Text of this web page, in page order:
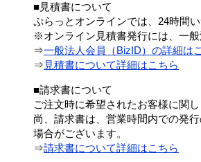
■見積書について
ぷらっとオンラインでは、24時間
※オンライン見積書発行には、一般
⇒一般法人会員（BizID）の詳細は
⇒ 見積書について詳細はこちら
■請求書について
ご注文時に希望されたお客様に関
尚、請求書は、営業時間内での発
場合がございます。
⇒請求書について詳細はこちら